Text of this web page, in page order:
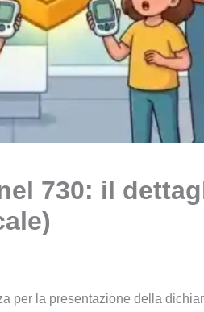
730: il
per la presentazione della